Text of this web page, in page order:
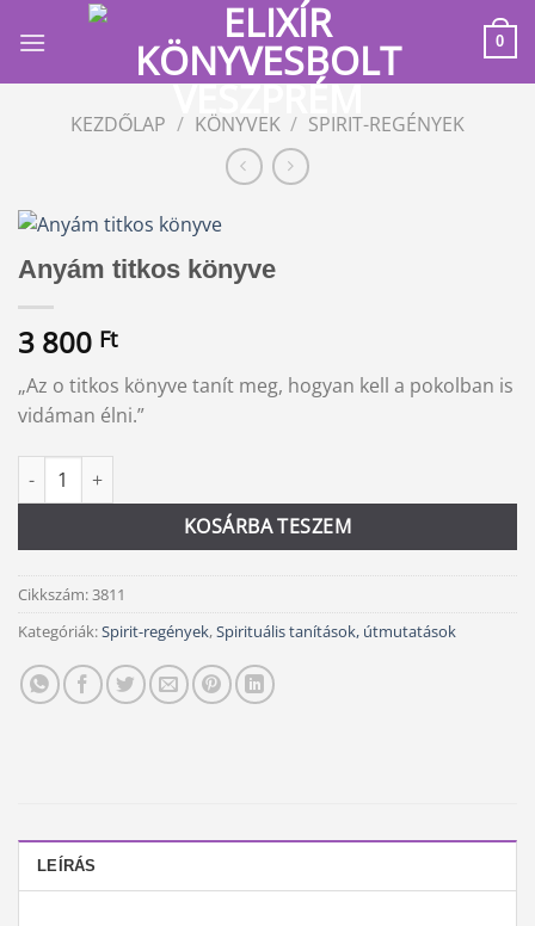
0
KEZDŐLAP / KÖNYVEK / SPIRIT-REGÉNYEK
Anyám titkos könyve
3 800 Ft
„Az o titkos könyve tanít meg, hogyan kell a pokolban is
vidáman élni.”
Anyám titkos könyve mennyiség
KOSÁRBA TESZEM
Alternative:
Cikkszám:3811
Kategóriák:Spirit-regények,Spirituális tanítások, útmutatások
LEÍRÁS